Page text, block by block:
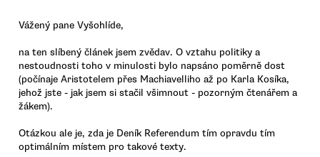
Vážený pane Vyšohlíde,
na ten slíbený článek jsem zvědav. O vztahu politiky a
nestoudnosti toho v minulosti bylo napsáno poměrně dost
(počínaje Aristotelem přes Machiavelliho až po Karla Kosíka,
jehož jste - jak jsem si stačil všimnout - pozorným čtenářem a
žákem).
Otázkou ale je, zda je Deník Referendum tím opravdu tím
optimálním místem pro takové texty.